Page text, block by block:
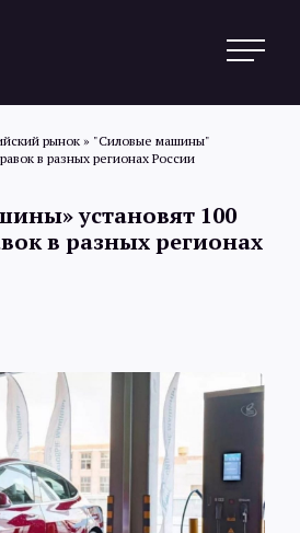
Обзоры
рынок » "Силовые машины"
в разных регионах России
установят 100
в разных регионах